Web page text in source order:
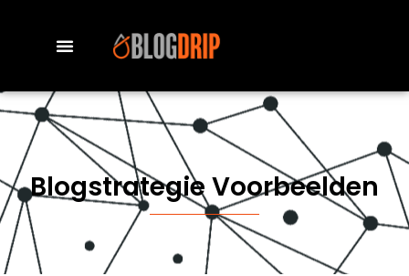
Blogstrategie Voorbeelden